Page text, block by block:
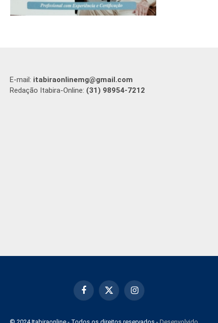
E-mail: itabiraonlinemg@gmail.com
Redação Itabira-Online: (31) 98954-7212
Facebook
X
Instagram